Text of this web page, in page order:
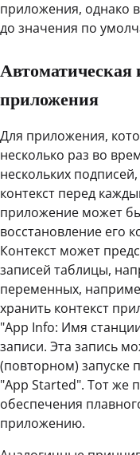
приложения, однако
до значения по
приложения
Для приложения,
несколько раз во
нескольких
контекст перед
приложение может
восстановление его
Контекст может
записей таблицы,
переменных,
хранить контекст
"App Info: Имя
записи. Эта запись
(повторном) запуске
"App Started". Тот же
обеспечения
приложению.